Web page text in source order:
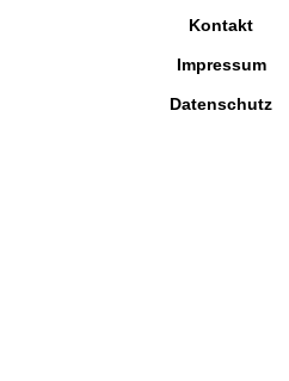
Kontakt
Impressum
Datenschutz